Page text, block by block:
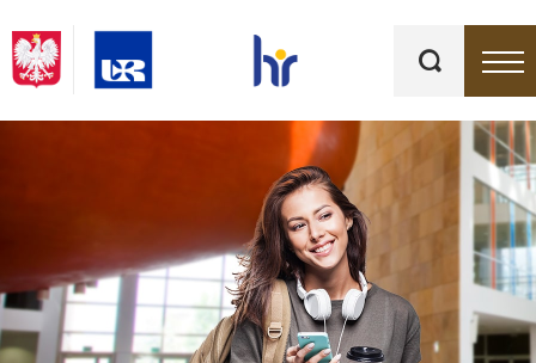
kluczowe